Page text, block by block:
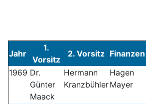
Jahr
1.
Vorsitz
2. Vorsitz Finanzen
1969 Dr.
Günter
Maack
Hermann
Kranzbühler
Hagen
Mayer